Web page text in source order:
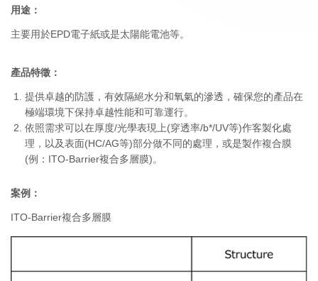
用途：
主要用於EPD電子紙或是太陽能電池等。
產品特徵：
提供卓越的防護，有效隔絕水分和氧氣的滲透，確保您的產品在
極端環境下保持卓越性能和可靠運行。
依照需求可以在厚度/光學表現上(穿透率/b*/UV等)作客製化處
理，以及表面(HC/AG等)部分做不同的處理，或是製作複合膜
(例：ITO-Barrier複合多層膜)。
案例：
ITO-Barrier複合多層膜